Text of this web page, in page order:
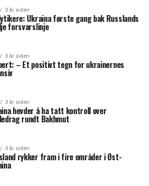
3 år siden
Ukraina første gang bak Russlands
forsvarslinje
3 år siden
– Et positivt tegn for ukrainernes
3 år siden
hevder å ha tatt kontroll over
rundt Bakhmut
3 år siden
rykker fram i fire områder i Øst-